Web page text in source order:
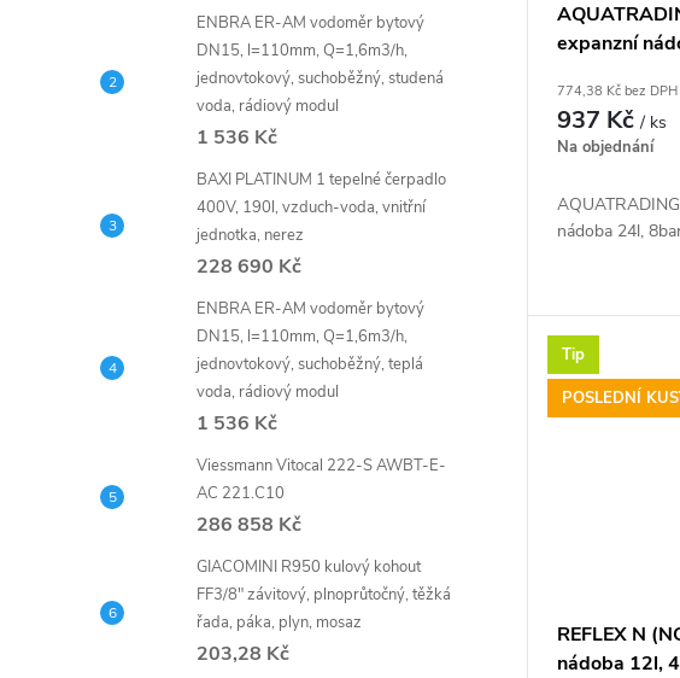
ENBRA ER-AM vodoměr bytový
DN15, l=110mm, Q=1,6m3/h,
jednovtokový, suchoběžný, studená
voda, rádiový modul
1 536 Kč
BAXI PLATINUM 1 tepelné čerpadlo
400V, 190l, vzduch-voda, vnitřní
jednotka, nerez
228 690 Kč
ENBRA ER-AM vodoměr bytový
DN15, l=110mm, Q=1,6m3/h,
jednovtokový, suchoběžný, teplá
voda, rádiový modul
1 536 Kč
Viessmann Vitocal 222-S AWBT-E-
AC 221.C10
286 858 Kč
GIACOMINI R950 kulový kohout
FF3/8" závitový, plnoprůtočný, těžká
řada, páka, plyn, mosaz
203,28 Kč
t
ů
k
expanzní
774,38 Kč bez DPH
937 Kč/ ks
Na objednání
nádoba 24l,
Tip
POSLEDNÍ
REFLEX N
nádoba 12l,